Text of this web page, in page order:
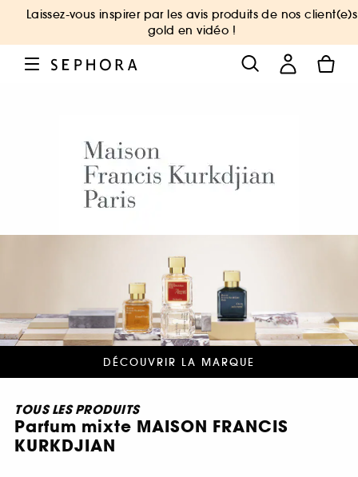
Laissez-vous inspirer par les avis produits de nos client(e)s
gold en vidéo !
DÉCOUVRIR LA MARQUE
TOUS LES PRODUITS
Parfum mixte MAISON FRANCIS
KURKDJIAN